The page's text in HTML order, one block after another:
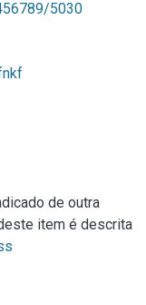
5030
de outra
item é descrita